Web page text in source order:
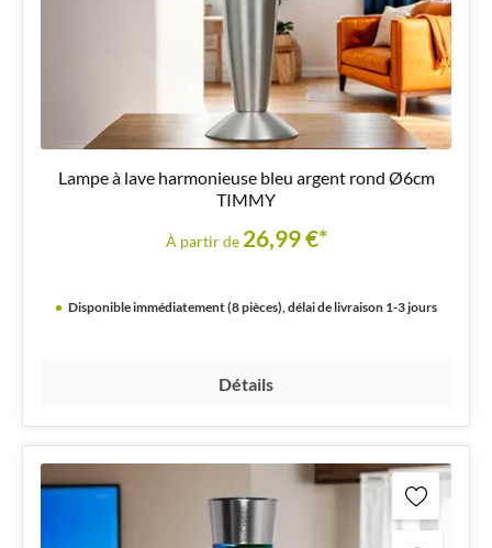
Lampe à lave harmonieuse bleu argent rond Ø6cm
TIMMY
À partir de 26,99 €*
Disponible immédiatement (8 pièces), délai de livraison 1-3 jours
Détails